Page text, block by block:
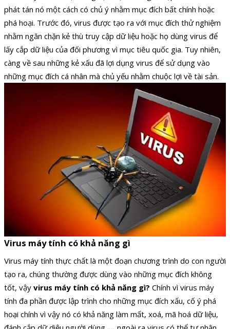
phát tán nó một cách có chủ ý nhằm mục đích bất chính hoặc
phá hoại. Trước đó, virus được tạo ra với mục đích thử nghiệm
nhằm ngăn chặn kẻ thù truy cập dữ liệu hoặc họ dùng virus để
lấy cắp dữ liệu của đối phương vì mục tiêu quốc gia. Tuy nhiên,
càng về sau những kẻ xấu đã lợi dụng virus để sử dụng vào
những mục đích cá nhân mà chủ yếu nhằm chuộc lợi về tài sản.
Virus máy tính có khả năng gì
Virus máy tính thực chất là một đoạn chương trình do con người
tạo ra, chúng thường được dùng vào những mục đích không
tốt, vậy virus máy tính có khả năng gì? Chính vì virus máy
tính đa phần được lập trình cho những mục đích xấu, cố ý phá
hoại chính vì vậy nó có khả năng làm mất, xoá, mã hoá dữ liệu,